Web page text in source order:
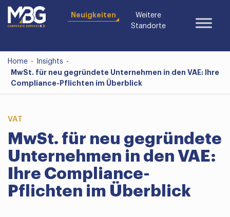
Neuigkeiten
Weitere
Standorte
Home - Insights -
MwSt. für neu gegründete Unternehmen in den VAE: Ihre
Compliance-Pflichten im Überblick
VAT
MwSt. für neu gegründete
Unternehmen in den VAE:
Ihre Compliance-
Pflichten im Überblick